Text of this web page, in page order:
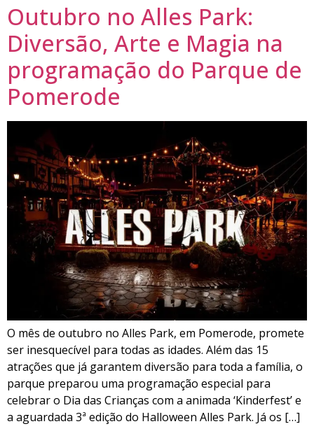
Outubro no Alles Park:
Diversão, Arte e Magia na
programação do Parque de
Pomerode
O mês de outubro no Alles Park, em Pomerode, promete
ser inesquecível para todas as idades. Além das 15
atrações que já garantem diversão para toda a família, o
parque preparou uma programação especial para
celebrar o Dia das Crianças com a animada ‘Kinderfest’ e
a aguardada 3ª edição do Halloween Alles Park. Já os […]